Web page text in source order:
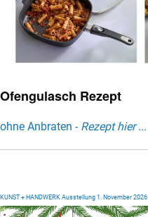
Ofengulasch Rezept
ohne Anbraten - Rezept hier ...
KUNST + HANDWERK Ausstellung 1. November 2026